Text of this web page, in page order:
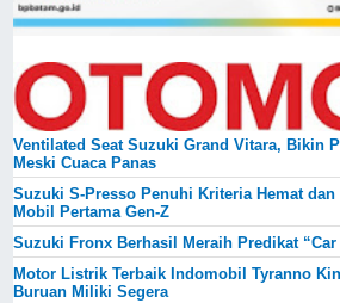
Ventilated Seat Suzuki Grand Vitara, Bikin
Meski Cuaca Panas
Suzuki S-Presso Penuhi Kriteria Hemat
Mobil Pertama Gen-Z
Suzuki Fronx Berhasil Meraih Predikat “Car
Motor Listrik Terbaik Indomobil Tyranno
Buruan Miliki Segera